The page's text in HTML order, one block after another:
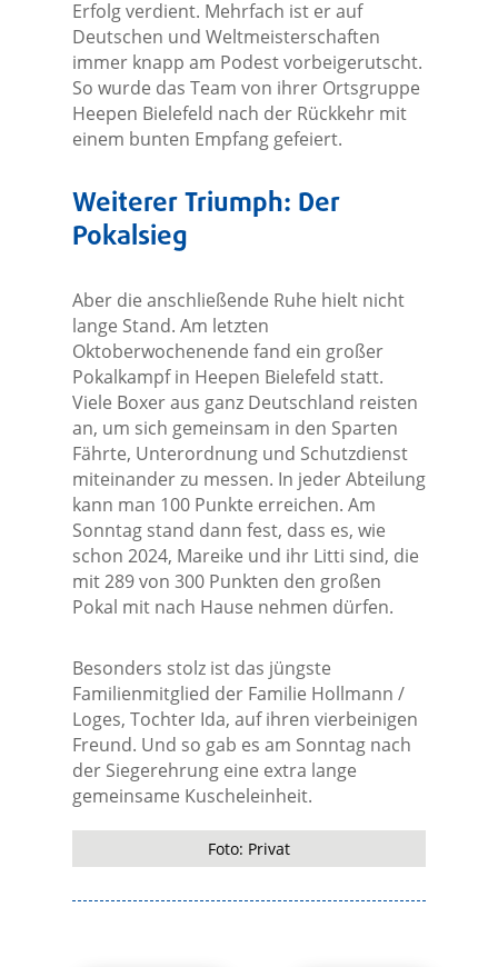
Erfolg verdient. Mehrfach ist er auf
Deutschen und Weltmeisterschaften
immer knapp am Podest vorbeigerutscht.
So wurde das Team von ihrer Ortsgruppe
Heepen Bielefeld nach der Rückkehr mit
einem bunten Empfang gefeiert.
Weiterer Triumph: Der
Pokalsieg
Aber die anschließende Ruhe hielt nicht
lange Stand. Am letzten
Oktoberwochenende fand ein großer
Pokalkampf in Heepen Bielefeld statt.
Viele Boxer aus ganz Deutschland reisten
an, um sich gemeinsam in den Sparten
Fährte, Unterordnung und Schutzdienst
miteinander zu messen. In jeder Abteilung
kann man 100 Punkte erreichen. Am
Sonntag stand dann fest, dass es, wie
schon 2024, Mareike und ihr Litti sind, die
mit 289 von 300 Punkten den großen
Pokal mit nach Hause nehmen dürfen.
Besonders stolz ist das jüngste
Familienmitglied der Familie Hollmann /
Loges, Tochter Ida, auf ihren vierbeinigen
Freund. Und so gab es am Sonntag nach
der Siegerehrung eine extra lange
gemeinsame Kuscheleinheit.
Foto: Privat